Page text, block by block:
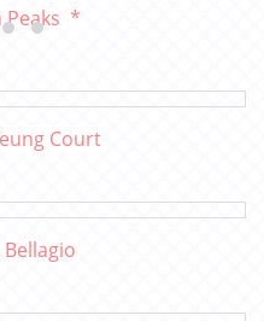
Peaks *
Court
Bellagio